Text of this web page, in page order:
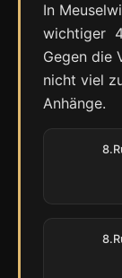
In
wichtiger
Gegen die
nicht viel
Anhänge.